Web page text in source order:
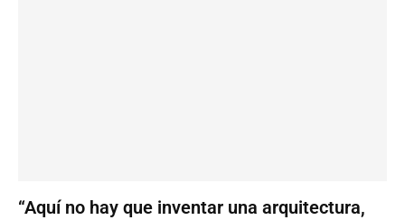
“Aquí no hay que inventar una arquitectura,